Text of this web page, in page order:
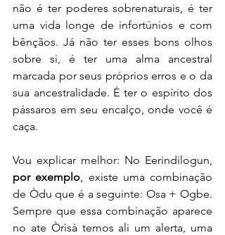
não é ter poderes sobrenaturais, é ter
uma vida longe de infortúnios e com
bênçãos. Já não ter esses bons olhos
sobre si, é ter uma alma ancestral
marcada por seus próprios erros e o da
sua ancestralidade. É ter o espírito dos
pássaros em seu encalço, onde você é
caça.
por exemplo, existe uma combinação
de Òdu que é a seguinte: Osa + Ogbe.
Sempre que essa combinação aparece
no ate Òrìsà temos ali um alerta, uma